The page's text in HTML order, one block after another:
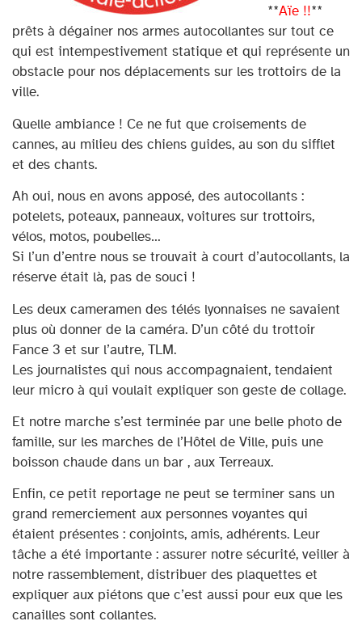
**Aïe !!**
prêts à dégainer nos armes autocollantes sur tout ce
qui est intempestivement statique et qui représente un
obstacle pour nos déplacements sur les trottoirs de la
ville.
Quelle ambiance ! Ce ne fut que croisements de
cannes, au milieu des chiens guides, au son du sifflet
et des chants.
Ah oui, nous en avons apposé, des autocollants :
potelets, poteaux, panneaux, voitures sur trottoirs,
vélos, motos, poubelles…
Si l’un d’entre nous se trouvait à court d’autocollants, la
réserve était là, pas de souci !
Les deux cameramen des télés lyonnaises ne savaient
plus où donner de la caméra. D’un côté du trottoir
Fance 3 et sur l’autre, TLM.
Les journalistes qui nous accompagnaient, tendaient
leur micro à qui voulait expliquer son geste de collage.
Et notre marche s’est terminée par une belle photo de
famille, sur les marches de l’Hôtel de Ville, puis une
boisson chaude dans un bar , aux Terreaux.
Enfin, ce petit reportage ne peut se terminer sans un
grand remerciement aux personnes voyantes qui
étaient présentes : conjoints, amis, adhérents. Leur
tâche a été importante : assurer notre sécurité, veiller à
notre rassemblement, distribuer des plaquettes et
expliquer aux piétons que c’est aussi pour eux que les
canailles sont collantes.